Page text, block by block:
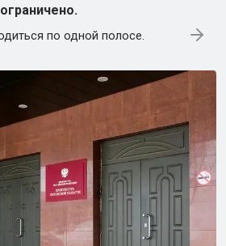
по одной полосе.